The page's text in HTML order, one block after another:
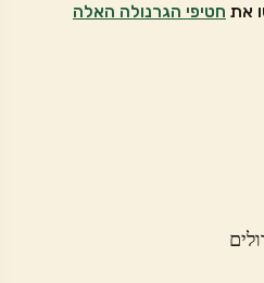
את חטיפי הגרנולה האלה